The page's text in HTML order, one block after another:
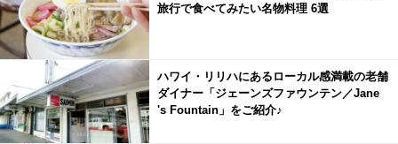
旅行で食べてみたい名物料理 6選
ハワイ・リリハにあるローカル感満載の老舗
ダイナー「ジェーンズファウンテン／Jane
's Fountain」をご紹介♪